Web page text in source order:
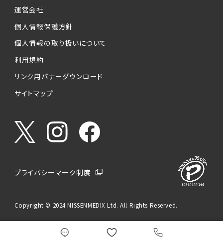
運営会社
個人情報保護方針
個人情報の取り扱いについて
利用規約
リンク用バナーダウンロード
サイトマップ
プライバシーマーク制度
Copyright © 2024 NISSENMEDIX Ltd. All Rights Reserved.